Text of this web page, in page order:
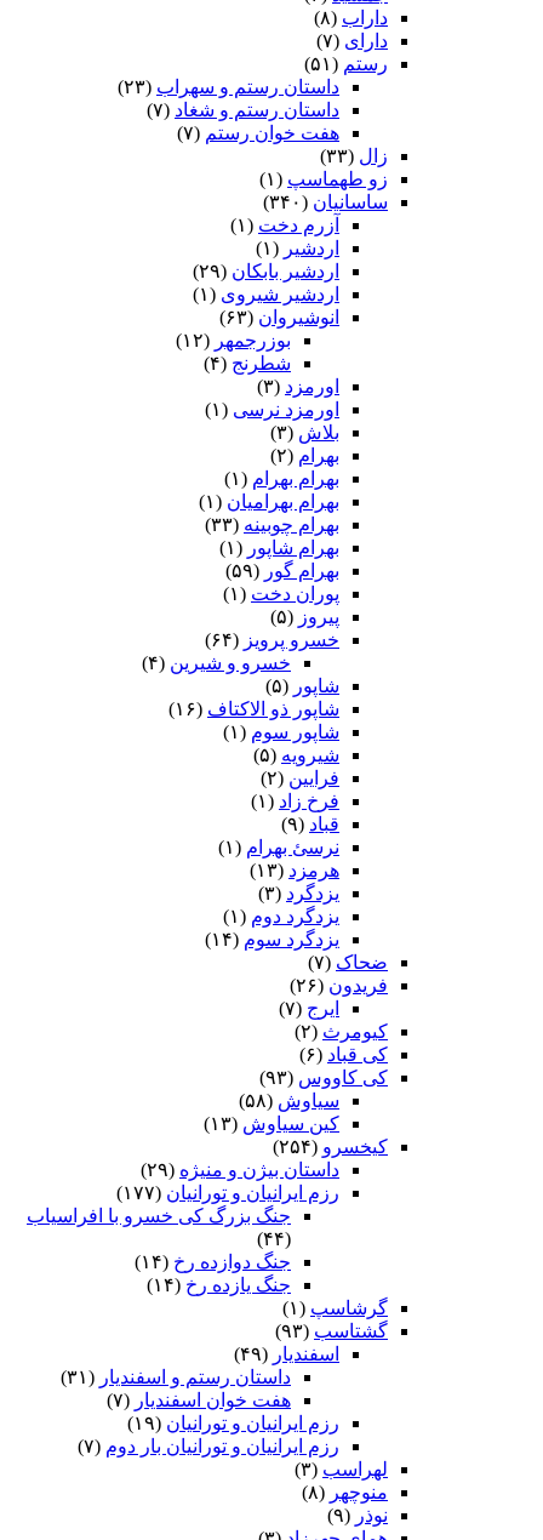
داراب (۸)
دارای (۷)
رستم (۵۱)
داستان رستم و سهراب (۲۳)
داستان رستم و شغاد (۷)
هفت خوان رستم‏ (۷)
زال (۳۳)
زو طهماسپ‏ (۱)
ساسانیان (۳۴۰)
آزرم دخت (۱)
اردشیر (۱)
اردشیر بابکان (۲۹)
اردشیر شیروی (۱)
انوشیروان (۶۳)
بوزرجمهر (۱۲)
شطرنج (۴)
اورمزد (۳)
اورمزد نرسى‏ (۱)
بلاش (۳)
بهرام (۲)
بهرام بهرام (۱)
بهرام بهرامیان‏ (۱)
بهرام چوبینه (۳۳)
بهرام شاپور (۱)
بهرام گور (۵۹)
پوران دخت (۱)
پیروز (۵)
خسرو پرویز (۶۴)
خسرو و شیرین (۴)
شاپور (۵)
شاپور ذو الاکتاف (۱۶)
شاپور سوم‏ (۱)
شیرویه (۵)
فرایین (۲)
فرخ زاد (۱)
قباد (۹)
نرسئ بهرام‏ (۱)
هرمزد (۱۳)
یزدگرد (۳)
یزدگرد دوم (۱)
یزدگرد سوم (۱۴)
ضحاک (۷)
فریدون (۲۶)
ایرج (۷)
کیومرث (۲)
کی قباد (۶)
کی کاووس (۹۳)
سیاوش (۵۸)
کین سیاوش (۱۳)
کیخسرو (۲۵۴)
داستان بیژن و منیژه (۲۹)
رزم ایرانیان و تورانیان (۱۷۷)
جنگ بزرگ کی خسرو با افراسیاب
(۴۴)
جنگ دوازده رخ (۱۴)
جنگ یازده رخ (۱۴)
گرشاسپ (۱)
گشتاسب (۹۳)
اسفندیار (۴۹)
داستان رستم و اسفندیار (۳۱)
هفت خوان اسفندیار (۷)
رزم ایرانیان و تورانیان (۱۹)
رزم ایرانیان و تورانیان بار دوم (۷)
لهراسب (۳)
منوچهر (۸)
نوذر (۹)